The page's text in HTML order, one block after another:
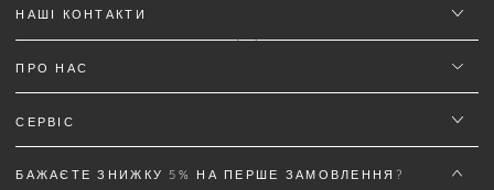
Ім'я *
НАШІ КОНТАКТИ
ПРО НАС
СЕРВІС
БАЖАЄТЕ ЗНИЖКУ 5% НА ПЕРШЕ ЗАМОВЛЕННЯ?